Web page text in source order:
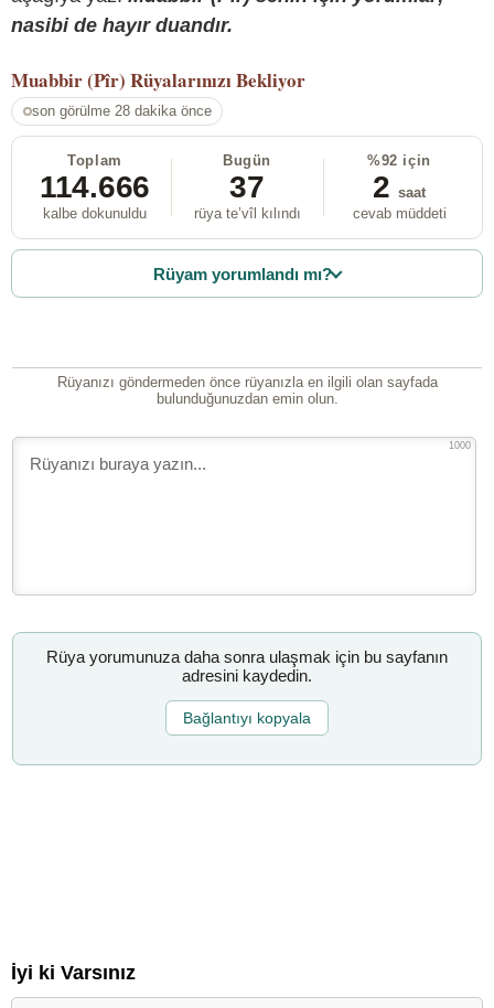
nasibi de hayır duandır.
Muabbir (Pîr) Rüyalarınızı Bekliyor
son görülme 28 dakika önce
Toplam
114.666
kalbe dokunuldu
Bugün
37
rüya te’vîl kılındı
%92 için
2 saat
cevab müddeti
Rüyam yorumlandı mı?
Rüyanızı göndermeden önce rüyanızla en ilgili olan sayfada
bulunduğunuzdan emin olun.
1000
Rüya yorumunuza daha sonra ulaşmak için bu sayfanın
adresini kaydedin.
Bağlantıyı kopyala
İyi ki Varsınız